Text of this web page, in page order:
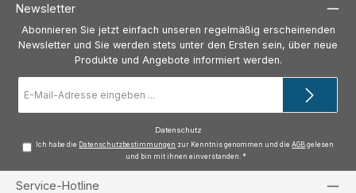
Newsletter
Abonnieren Sie jetzt einfach unseren regelmäßig erscheinenden
Newsletter und Sie werden stets unter den Ersten sein, über neue
Produkte und Angebote informiert werden.
Mail-
Adresse
Datenschutz
Ich habe die Datenschutzbestimmungen zur Kenntnis genommen und dieAGB gelesen
und bin mit ihnen einverstanden. *
Service-Hotline